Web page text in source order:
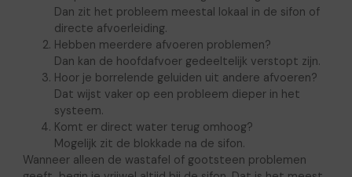
Dan zit het probleem meestal lokaal in de sifon of
directe afvoerleiding.
Hebben meerdere afvoeren problemen?
Dan kan de hoofdafvoer gedeeltelijk verstopt zijn.
Hoor je borrelende geluiden uit andere afvoeren?
Dat wijst vaker op een probleem dieper in het
systeem.
Komt er direct water terug omhoog?
Mogelijk zit de blokkade na de sifon.
Wanneer alleen de wastafel of gootsteen problemen